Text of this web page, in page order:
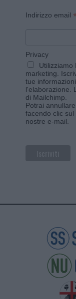
Indirizzo email
Privacy
Utilizziamo
marketing.
tue
l'elaborazione.
di Mailchimp.
Potrai
facendo clic
nostre e-mail.